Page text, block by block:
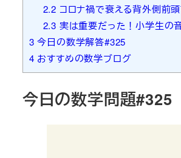
2.2 コロナ禍で衰える背外側前
2.3 実は重要だった！小学生の
3 今日の数学解答#325
4 おすすめの数学ブログ
今日の数学問題#325